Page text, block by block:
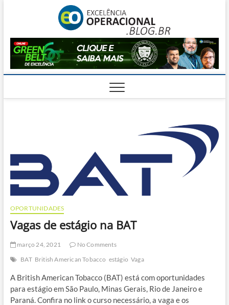
ENGENHARIA
OPORTUNIDADES
Vagas de estágio na BAT
março 24, 2021
No Comments
BAT British American Tobacco estágio Vaga
A British American Tobacco (BAT) está com oportunidades
para estágio em São Paulo, Minas Gerais, Rio de Janeiro e
Paraná. Confira no link o curso necessário, a vaga e os